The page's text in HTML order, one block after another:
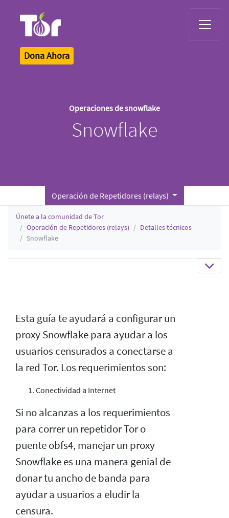
Dona Ahora
Operaciones de snowflake
Snowflake
Operación de Repetidores (relays)
Únete a la comunidad de Tor
Operación de Repetidores (relays)
Detalles técnicos
Snowflake
Esta guía te ayudará a configurar un
proxy Snowflake para ayudar a los
usuarios censurados a conectarse a
la red Tor. Los requerimientos son:
Conectividad a Internet
Si no alcanzas a los requerimientos
para correr un repetidor Tor o
puente obfs4, manejar un proxy
Snowflake es una manera genial de
donar tu ancho de banda para
ayudar a usuarios a eludir la
censura.